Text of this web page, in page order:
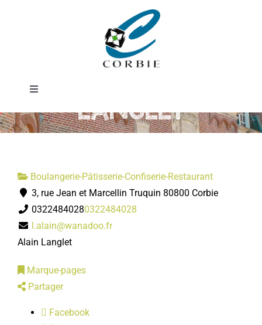
Toggle
Mairie
SERVICES MUNICIPAUX
PRATIQUE
LOISIRS
PUBLICATIONS
Boulangerie
Pâtisserie
LANGLET
Boulangerie-Pâtisserie-Confiserie-Restaurant
3, rue Jean et Marcellin Truquin 80800 Corbie
03224840280322484028
l.alain@wanadoo.fr
Alain Langlet
Marque-pages
Partager
Facebook